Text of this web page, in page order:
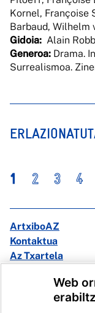
Kornel, Françoise
Barbaud, Wilhelm
Gidoia: Alain
Generoa: Drama.
Surrealismoa.
1 2 3 4
ArtxiboAZ
Kontaktua
Az Txartela
Web